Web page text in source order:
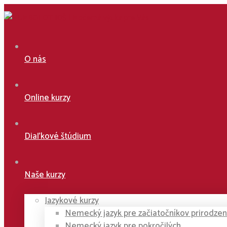
O nás
Online kurzy
Diaľkové štúdium
Naše kurzy
Jazykové kurzy
Nemecký jazyk pre začiatočníkov